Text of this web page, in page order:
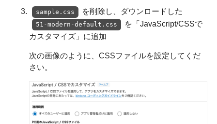
sample.css を削除し、ダウンロードした
51-modern-default.css
を「JavaScript/CSSで
カスタマイズ」に追加
次の画像のように、CSSファイルを設定してくだ
さい。